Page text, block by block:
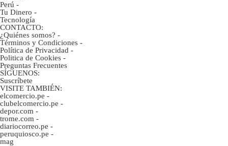
Perú -
Tu Dinero -
Tecnología
CONTACTO:
¿Quiénes somos? -
Términos y Condiciones -
Política de Privacidad -
Politica de Cookies -
Preguntas Frecuentes
SÍGUENOS:
Suscríbete
VISITE TAMBIÉN:
elcomercio.pe -
clubelcomercio.pe -
depor.com -
trome.com -
diariocorreo.pe -
peruquiosco.pe -
mag